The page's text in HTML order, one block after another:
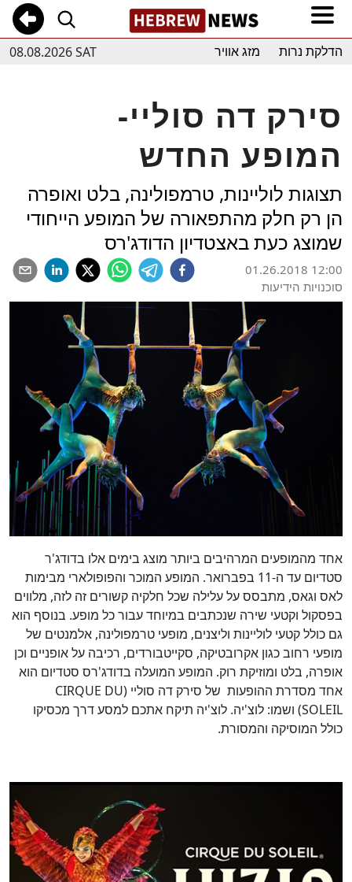
08.08.2026 SAT הדלקת נרות מזג אוויר
סירק דה סוליי-
המופע החדש
תצוגות לוליינות, טרמפולינה, בלט ואופרה
הן רק חלק מהתפאורה של המופע הייחודי
שמוצג כעת באצטדיון הדודג'רס
01.26.2018 12:00
סוכנויות הידיעות
אחד מהמופעים המרהיבים ביותר מוצג בימים אלו בדודג'ר
סטדיום עד ה-11 בפברואר. המופע המוכר והפופולארי מבימות
לאס וגאס, מתבסס על עלילה שכל חלקיה קשורים זה לזה, מלווים
בפסקול וקטעי שירה שנכתבים במיוחד עבור כל מופע. בנוסף הוא
גם כולל קטעי לוליינות וליצנים, מופעי טרמפולינה, אלמנטים של
מופעי רחוב כגון אקרובטיקה, סקייטבורדים, רכיבה על אופניים וכן
אופרה, בלט ומוזיקת רוק. המופע המועלה בדודג'רס סטדיום הוא
אחד מסדרת ההופעות של סירק דה סוליי (CIRQUE DU
SOLEIL) ושמו: לוצ'יה. לוצ'יה תיקח אתכם למסע דרך מכסיקו
כולל המוסיקה והמסורת.